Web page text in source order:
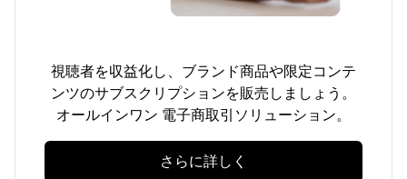
視聴者を収益化し、ブランド商品や限定コンテ
ンツのサブスクリプションを販売しましょう。
オールインワン 電子商取引ソリューション。
さらに詳しく